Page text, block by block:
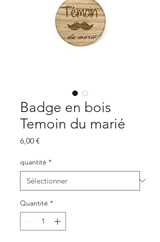
Badge en bois
Temoin du marié
6,00 €
quantité *
Quantité *